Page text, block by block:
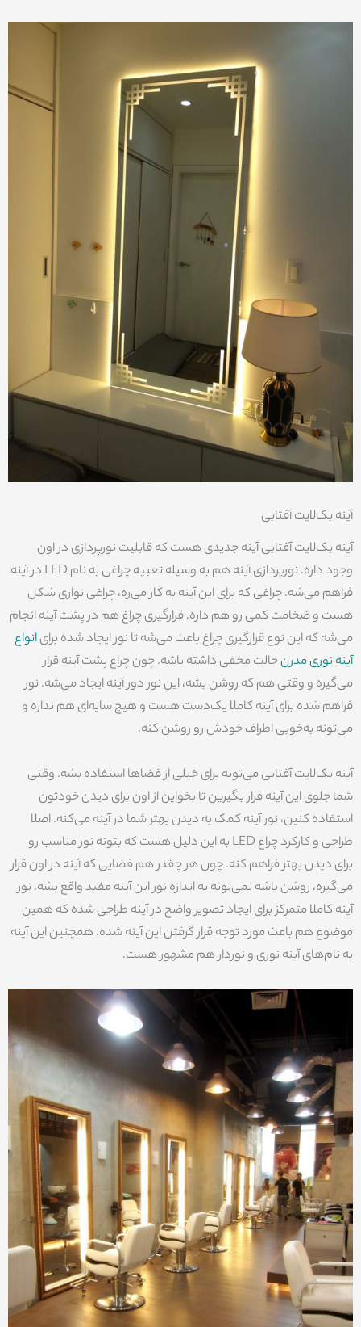
آینه بک‌لایت آفتابی
آینه بک‌لایت آفتابی آینه جدیدی هست که قابلیت نورپردازی در اون
وجود داره. نورپردازی آینه هم به وسیله تعبیه چراغی به نام LED در آینه
فراهم می‌شه. چراغی که برای این آینه به کار می‌ره، چراغی نواری شکل
هست و ضخامت کمی رو هم داره. قرارگیری چراغ هم در پشت آینه انجام
می‌شه که این نوع قرارگیری چراغ باعث می‌شه تا نور ایجاد شده برایانواع
آینه نوری مدرنحالت مخفی داشته باشه. چون چراغ پشت آینه قرار
می‌گیره و وقتی هم که روشن بشه، این نور دور آینه ایجاد می‌شه. نور
فراهم شده برای آینه کاملا یک‌دست هست و هیچ سایه‌ای هم نداره و
می‌تونه به‌خوبی اطراف خودش رو روشن کنه.
آینه بک‌لایت آفتابی می‌تونه برای خیلی از فضاها استفاده بشه. وقتی
شما جلوی این آینه قرار بگیرین تا بخواین از اون برای دیدن خودتون
استفاده کنین، نور آینه کمک به دیدن بهتر شما در آینه می‌کنه. اصلا
طراحی و کارکرد چراغ LED به این دلیل هست که بتونه نور مناسب رو
برای دیدن بهتر فراهم کنه. چون هر چقدر هم فضایی که آینه در اون قرار
می‌گیره، روشن باشه نمی‌تونه به اندازه نور این آینه مفید واقع بشه. نور
آینه کاملا متمرکز برای ایجاد تصویر واضح در آینه طراحی شده که همین
موضوع هم باعث مورد توجه قرار گرفتن این آینه شده. همچنین این آینه
به نام‌های آینه نوری و نوردار هم مشهور هست.